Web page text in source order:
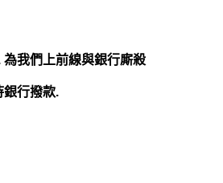
我們上前線與銀行廝殺
銀行撥款.